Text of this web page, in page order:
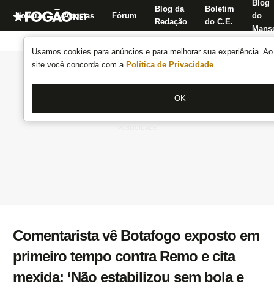
Usamos cookies para anúncios e para melhorar sua experiência.
site você concorda com a Política de Privacidade .
OK
Notícias Apostas Fórum
Blog da
Redação
Boletim
do C.E.
Blog
do
Comentarista vê Botafogo exposto em
primeiro tempo contra Remo e cita
mexida: ‘Não estabilizou sem bola e